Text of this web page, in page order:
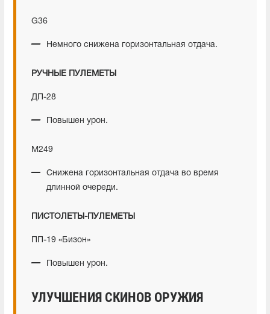
G36
Немного снижена горизонтальная отдача.
РУЧНЫЕ ПУЛЕМЕТЫ
ДП-28
Повышен урон.
M249
Снижена горизонтальная отдача во время
длинной очереди.
ПИСТОЛЕТЫ-ПУЛЕМЕТЫ
ПП-19 «Бизон»
Повышен урон.
УЛУЧШЕНИЯ СКИНОВ ОРУЖИЯ